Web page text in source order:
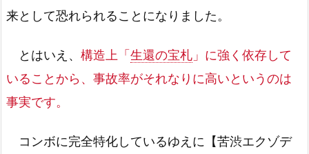
来として恐れられることになりました。
とはいえ、 構造上「 生還の宝札 」に強く依存して
いることから、事故率がそれなりに高いというのは
事実です。
コンボに完全特化しているゆえに【苦渋エクゾデ